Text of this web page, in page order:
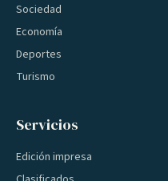
Sociedad
Economía
Deportes
Turismo
Servicios
Edición impresa